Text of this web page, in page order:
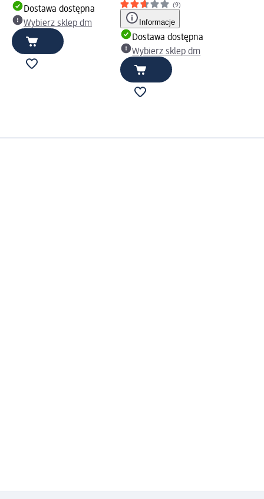
Dostawa dostępna
Wybierz sklep dm
(9)
Informacje
Dostawa dostępna
Wybierz sklep dm